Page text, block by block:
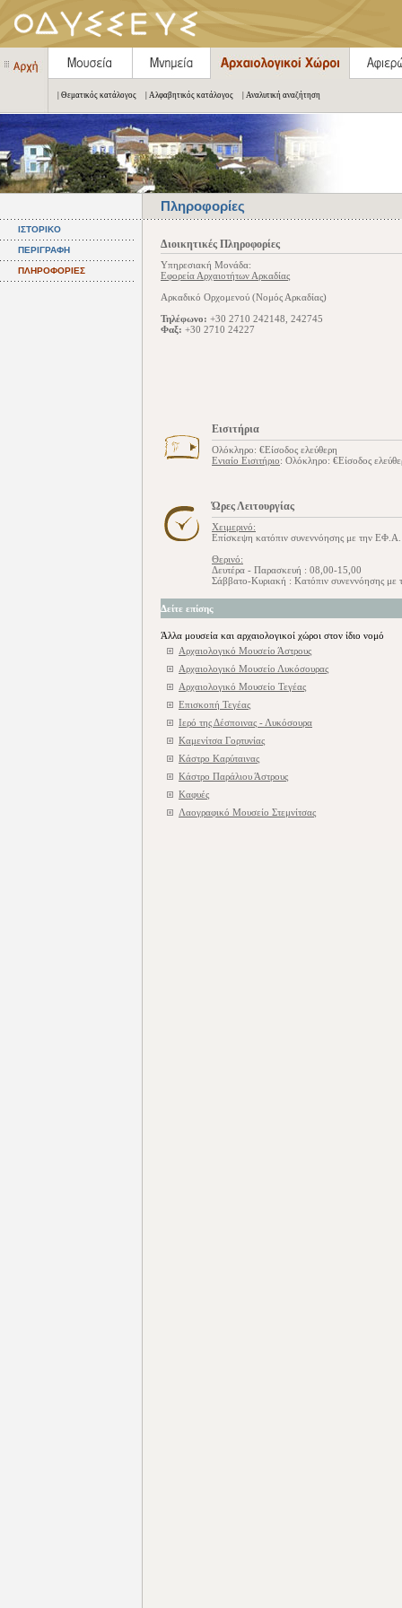
| Θεματικός κατάλογος | Αλφαβητικός κατάλογος | Αναλυτική αναζήτηση
Πληροφορίες
ΙΣΤΟΡΙΚΟ
ΠΕΡΙΓΡΑΦΗ
ΠΛΗΡΟΦΟΡΙΕΣ
Διοικητικές Πληροφορίες
Υπηρεσιακή Μονάδα:
Εφορεία Αρχαιοτήτων Αρκαδίας
Αρκαδικό Ορχομενού (Νομός Αρκαδίας)
Τηλέφωνο: +30 2710 242148, 242745
Φαξ: +30 2710 24227
Εισιτήρια
Ολόκληρο: €Είσοδος ελεύθερη
Ενιαίο Εισιτήριο: Ολόκληρο: €Είσοδος
Ώρες Λειτουργίας
Χειμερινό:
Επίσκεψη κατόπιν συνεννόησης με την
Θερινό:
Δευτέρα - Παρασκευή : 08,00-15,00
Σάββατο-Κυριακή : Κατόπιν συνεννόησης
Δείτε επίσης
Άλλα μουσεία και αρχαιολογικοί χώροι στον ίδιο νομό
Αρχαιολογικό Μουσείο Άστρους
Αρχαιολογικό Μουσείο Λυκόσουρας
Αρχαιολογικό Μουσείο Τεγέας
Επισκοπή Τεγέας
Ιερό της Δέσποινας - Λυκόσουρα
Καμενίτσα Γορτυνίας
Κάστρο Καρύταινας
Κάστρο Παράλιου Άστρους
Καφυές
Λαογραφικό Μουσείο Στεμνίτσας